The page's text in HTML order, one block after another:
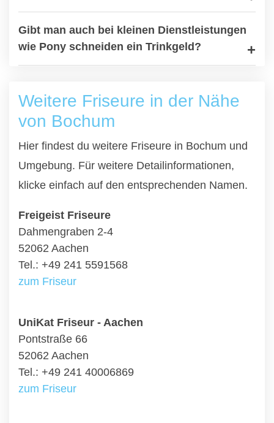
Gibt man auch bei kleinen Dienstleistungen
wie Pony schneiden ein Trinkgeld?
Weitere Friseure in der Nähe
von Bochum
Hier findest du weitere Friseure in Bochum und
Umgebung. Für weitere Detailinformationen,
klicke einfach auf den entsprechenden Namen.
Freigeist Friseure
Dahmengraben 2-4
52062 Aachen
Tel.: +49 241 5591568
zum Friseur
UniKat Friseur - Aachen
Pontstraße 66
52062 Aachen
Tel.: +49 241 40006869
zum Friseur